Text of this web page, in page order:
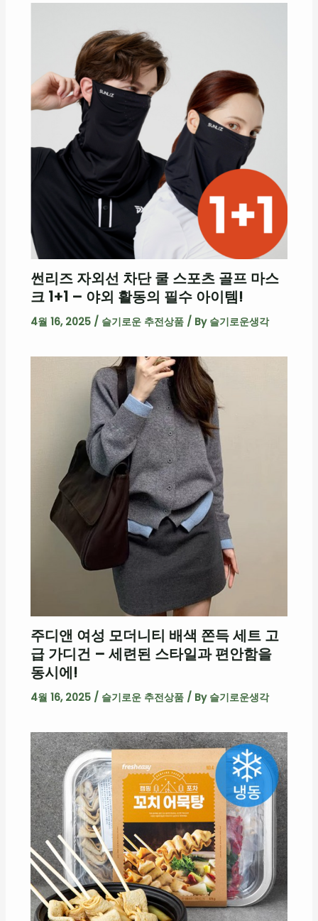
썬리즈 자외선 차단 쿨 스포츠 골프 마스
크 1+1 – 야외 활동의 필수 아이템!
4월 16, 2025 / 슬기로운 추전상품/ By 슬기로운생각
주디앤 여성 모더니티 배색 쫀득 세트 고
급 가디건 – 세련된 스타일과 편안함을
동시에!
4월 16, 2025 / 슬기로운 추전상품/ By 슬기로운생각